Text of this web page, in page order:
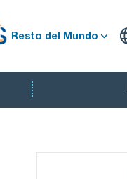
Resto del Mundo